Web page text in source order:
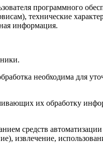
программного
технические
информация.
необходима для
их обработку
средств
извлечение,